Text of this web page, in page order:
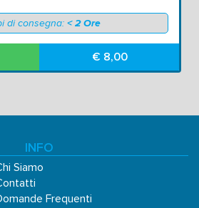
di consegna: < 2 Ore
€ 8,00
INFO
Siamo
Frequenti